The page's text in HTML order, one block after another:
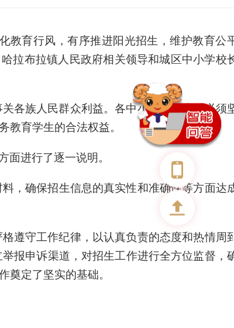
教育行风，有序推进阳光招生，维护教育公
拉布拉镇人民政府相关领导和城区中小学校
关各族人民群众利益。各中小学在招生时必须
教育学生的合法权益。
面进行了逐一说明。
，确保招生信息的真实性和准确性等方面达
遵守工作纪律，以认真负责的态度和热情周
报申诉渠道，对招生工作进行全方位监督，
奠定了坚实的基础。